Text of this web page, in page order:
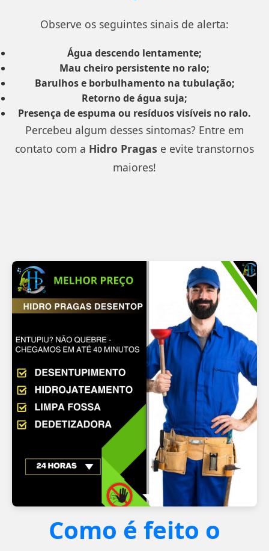
Observe os seguintes sinais de alerta:
Água descendo lentamente;
Mau cheiro persistente no ralo;
Barulhos e borbulhamento na tubulação;
Retorno de água suja;
Presença de espuma ou resíduos visíveis no ralo.
Percebeu algum desses sintomas? Entre em
contato com a Hidro Pragas e evite transtornos
maiores!
Como é feito o